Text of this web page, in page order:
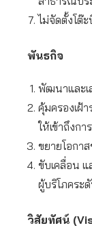
ไม่จัดตั้งโต๊ะ
พันธกิจ
พัฒนาและเ
คุ้มครองเฝ้
ให้เข้าถึงกา
ขยายโอกา
ขับเคลื่อน
ผู้บริโภคระ
วิสัยทัศน์